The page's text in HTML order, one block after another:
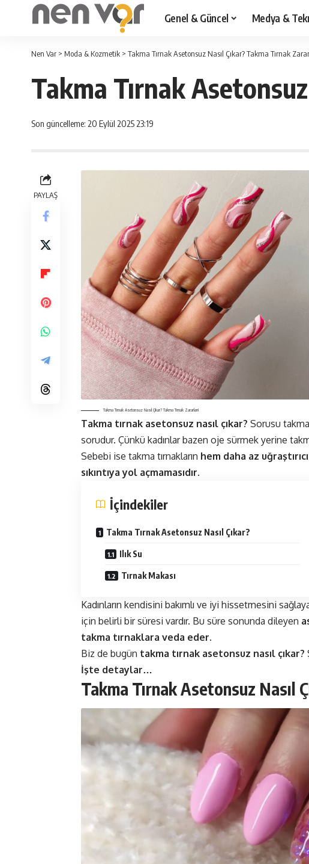
Genel & Güncel Medya &
Nen Var > Moda & Kozmetik > Takma Tırnak Asetonsuz Nasıl Çıkar? Takma Tırnak
Takma Tırnak
Son güncelleme: 20 Eylül 2025 23:19
PAYLAŞ
Takma Tırnak Asetonsuz Nasıl Çıkar? Takma Tırnak Zararları!
Takma tırnak asetonsuz nasıl çıkar?Sorusu
sorudur. Çünkü kadınlar bazenoje sürmek yerine
Sebebi ise takma tırnakların hem daha az
sıkıntıya yol açmamasıdır.
İçindekiler
Takma Tırnak Asetonsuz Nasıl Çıkar?
Ilık Su
Tırnak Makası
Kadınların kendisini bakımlı ve iyi hissetmesini
için belirli bir süresi vardır. Bu süre sonunda dileyen
takma tırnaklara veda eder.
Biz de bugün takma tırnak asetonsuz nasıl çıkar?
İşte detaylar…
Takma Tırnak Asetonsuz Nasıl